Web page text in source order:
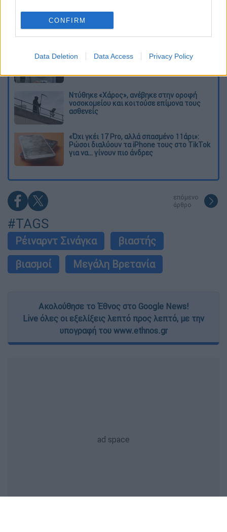
CONFIRM
Data Deletion Data Access Privacy Policy
Εκτελέσεις, συλλήψεις και νέοι
περιορισμοί: Το Ιράν σκληραίνει τη γραμμή
στο εσωτερικό εν μέσω πολέμου
Η πρώτη δήλωση της οικογένειας της
38χρονης Βρετανίδας που δολοφονήθηκε
Ντύθηκε «Χάρος», ανέβηκε στην οροφή
νοσοκομείου και κοιτούσε επίμονα τους
ασθενείς
«Όχι γκέι 17 Pro, αλλά σπασμένο 11άρι»:
Ρώσοι διαλύουν τα iPhone τους στο TikTok
για να... γίνουν πιο άνδρες
επόμενο
άρθρο
#TAGS
Ρέιναρντ Σινάγκα
βιαστής
βιασμοί
Μεγάλη Βρετανία
Ακολούθησε το Έθνος στο Google News!
Live όλες οι εξελίξεις λεπτό προς λεπτό, με την
υπογραφή του www.ethnos.gr